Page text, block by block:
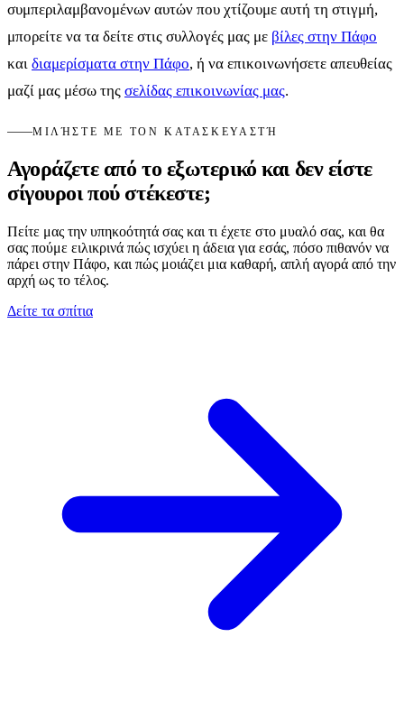
συμπεριλαμβανομένων αυτών που χτίζουμε αυτή τη στιγμή,
μπορείτε να τα δείτε στις συλλογές μας με βίλες στην Πάφο
και διαμερίσματα στην Πάφο, ή να επικοινωνήσετε απευθείας
μαζί μας μέσω της σελίδας επικοινωνίας μας.
ΜΙΛΉΣΤΕ ΜΕ ΤΟΝ ΚΑΤΑΣΚΕΥΑΣΤΉ
Αγοράζετε από το εξωτερικό και δεν είστε
σίγουροι πού στέκεστε;
Πείτε μας την υπηκοότητά σας και τι έχετε στο μυαλό σας, και θα
σας πούμε ειλικρινά πώς ισχύει η άδεια για εσάς, πόσο πιθανόν να
πάρει στην Πάφο, και πώς μοιάζει μια καθαρή, απλή αγορά από την
αρχή ως το τέλος.
Δείτε τα σπίτια